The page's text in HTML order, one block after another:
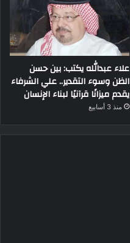
علاء عبدالله يكتب: بين حسن
الظن وسوء التقدير.. علي الشرفاء
يقدم ميزانًا قرآنيًا لبناء الإنسان
منذ 3 أسابيع